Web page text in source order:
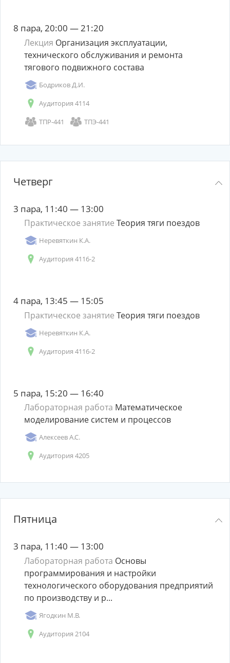
8 пара, 20:00 — 21:20
Лекция Организация эксплуатации,
технического обслуживания и ремонта
тягового подвижного состава
Бодриков Д.И.
Аудитория 4114
ТПР-441
ТПЭ-441
Четверг
3 пара, 11:40 — 13:00
Практическое занятие Теория тяги поездов
Неревяткин К.А.
Аудитория 4116-2
4 пара, 13:45 — 15:05
Практическое занятие Теория тяги поездов
Неревяткин К.А.
Аудитория 4116-2
5 пара, 15:20 — 16:40
Лабораторная работа Математическое
моделирование систем и процессов
Алексеев А.С.
Аудитория 4205
Пятница
3 пара, 11:40 — 13:00
Лабораторная работа Основы
программирования и настройки
технологического оборудования предприятий
по производству и р...
Ягодкин М.В.
Аудитория 2104